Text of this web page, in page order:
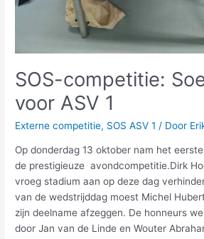
SOS-competitie:
voor ASV 1
Externe competitie, SOS ASV 1 / Door
Op donderdag 13 oktober nam het
de prestigieuze avondcompetitie.Dirk
vroeg stadium aan op deze dag
van de wedstrijddag moest Michel
zijn deelname afzeggen. De honneurs
door Jan van de Linde en Wouter